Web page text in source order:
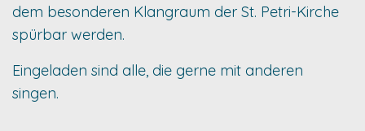
dem besonderen Klangraum der St. Petri-Kirche
spürbar werden.
Eingeladen sind alle, die gerne mit anderen
singen.